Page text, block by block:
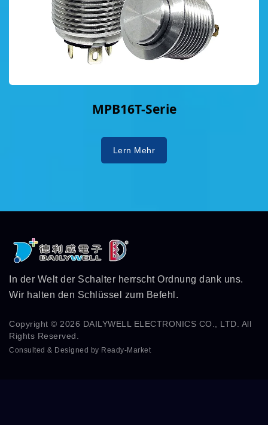
MPB16T-Serie
Lern Mehr
In der Welt der Schalter herrscht Ordnung dank uns.
Wir halten den Schlüssel zum Befehl.
Copyright © 2026 DAILYWELL ELECTRONICS CO., LTD. All
Rights Reserved.
Consulted & Designed by Ready-Market